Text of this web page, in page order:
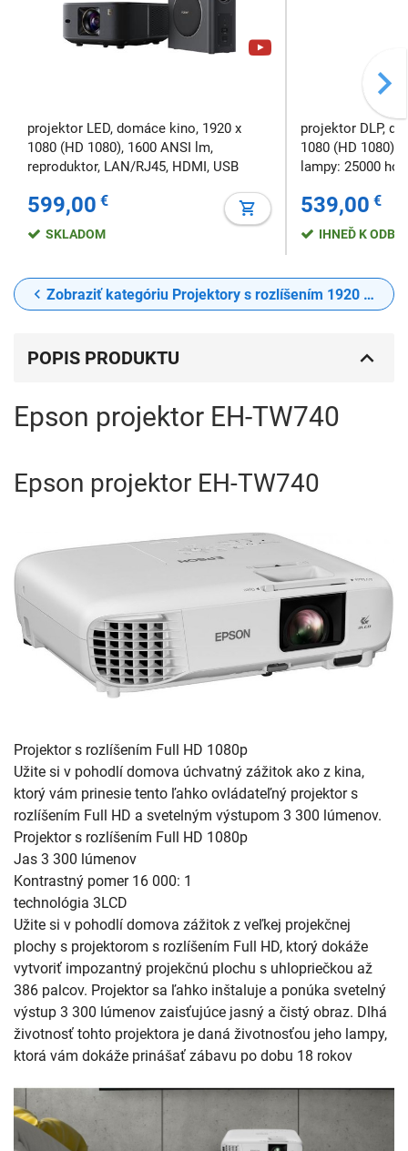
projektor LED, domáce kino, 1920 x
1080 (HD 1080), 1600 ANSI lm,
reproduktor, LAN/RJ45, HDMI, USB
599,00 €
SKLADOM
projektor DLP,
1080 (HD 1080),
lampy: 25000
539,00 €
IHNEĎ K
Zobraziť kategóriu Projektory s rozlíšením 1920 x 1080 Full HD
POPIS PRODUKTU
Epson projektor EH-TW740
Epson projektor EH-TW740
Projektor s rozlíšením Full HD 1080p
Užite si v pohodlí domova úchvatný zážitok ako z kina,
ktorý vám prinesie tento ľahko ovládateľný projektor s
rozlíšením Full HD a svetelným výstupom 3 300 lúmenov.
Projektor s rozlíšením Full HD 1080p
Jas 3 300 lúmenov
Kontrastný pomer 16 000: 1
technológia 3LCD
Užite si v pohodlí domova zážitok z veľkej projekčnej
plochy s projektorom s rozlíšením Full HD, ktorý dokáže
vytvoriť impozantný projekčnú plochu s uhlopriečkou až
386 palcov. Projektor sa ľahko inštaluje a ponúka svetelný
výstup 3 300 lúmenov zaisťujúce jasný a čistý obraz. Dlhá
životnosť tohto projektora je daná životnosťou jeho lampy,
ktorá vám dokáže prinášať zábavu po dobu 18 rokov